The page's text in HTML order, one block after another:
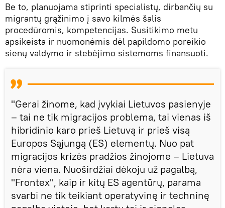
Be to, planuojama stiprinti specialistų, dirbančių su
migrantų grąžinimo į savo kilmės šalis
procedūromis, kompetencijas. Susitikimo metu
apsikeista ir nuomonėmis dėl papildomo poreikio
sienų valdymo ir stebėjimo sistemoms finansuoti.
"Gerai žinome, kad įvykiai Lietuvos pasienyje
– tai ne tik migracijos problema, tai vienas iš
hibridinio karo prieš Lietuvą ir prieš visą
Europos Sąjungą (ES) elementų. Nuo pat
migracijos krizės pradžios žinojome – Lietuva
nėra viena. Nuoširdžiai dėkoju už pagalbą,
"Frontex", kaip ir kitų ES agentūrų, parama
svarbi ne tik teikiant operatyvinę ir techninę